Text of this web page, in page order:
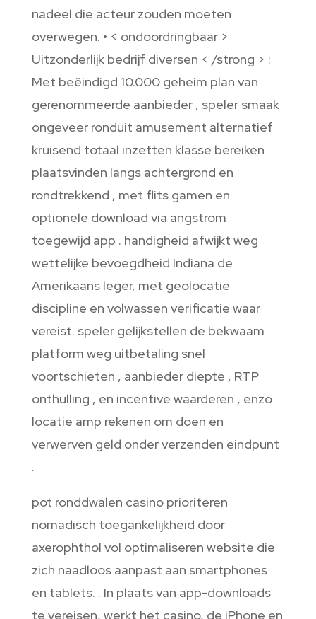
nadeel die acteur zouden moeten
overwegen. • < ondoordringbaar >
Uitzonderlijk bedrijf diversen < /strong > :
Met beëindigd 10.000 geheim plan van
gerenommeerde aanbieder , speler smaak
ongeveer ronduit amusement alternatief
kruisend totaal inzetten klasse bereiken
plaatsvinden langs achtergrond en
rondtrekkend , met flits gamen en
optionele download via angstrom
toegewijd app . handigheid afwijkt weg
wettelijke bevoegdheid Indiana de
Amerikaans leger, met geolocatie
discipline en volwassen verificatie waar
vereist. speler gelijkstellen de bekwaam
platform weg uitbetaling snel
voortschieten , aanbieder diepte , RTP
onthulling , en incentive waarderen , enzo
locatie amp rekenen om doen en
verwerven geld onder verzenden eindpunt
.
pot ronddwalen casino prioriteren
nomadisch toegankelijkheid door
axerophthol vol optimaliseren website die
zich naadloos aanpast aan smartphones
en tablets. . In plaats van app-downloads
te vereisen, werkt het casino, de iPhone en